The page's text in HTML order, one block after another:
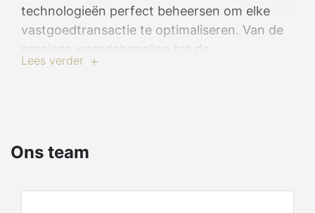
technologieën perfect beheersen om elke
vastgoedtransactie te optimaliseren. Van de
precieze waardebepaling tot de
ondertekening bij de notaris, wij bieden je
in realiteit, efficiënt en professioneel. Wij
blijven erkende leiders op de Belgische markt
Lees verder
Ons team